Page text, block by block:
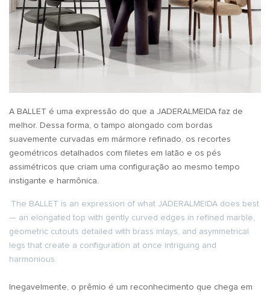
A BALLET é uma expressão do que a JADERALMEIDA faz de
melhor. Dessa forma, o tampo alongado com bordas
suavemente curvadas em mármore refinado, os recortes
geométricos detalhados com filetes em latão e os pés
assimétricos que criam uma configuração ao mesmo tempo
instigante e harmônica.
The BALLET is an expression of what JADERALMEIDA does best
— an elongated top with gently curved edges in refined marble,
geometric cutouts detailed with brass inlays, and asymmetrical
legs that create a configuration at once intriguing and
harmonious.
Inegavelmente, o prêmio é um reconhecimento que chega em